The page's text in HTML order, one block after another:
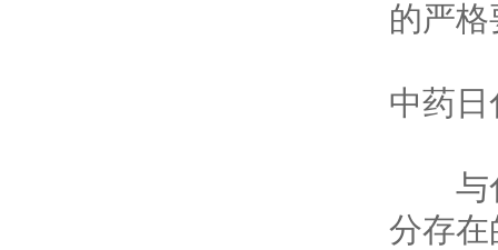
的严
中药
与化
分存在